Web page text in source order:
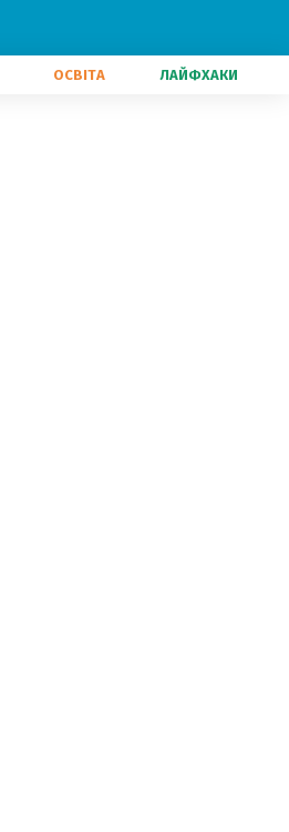
ОСВІТА ЛАЙФХАКИ